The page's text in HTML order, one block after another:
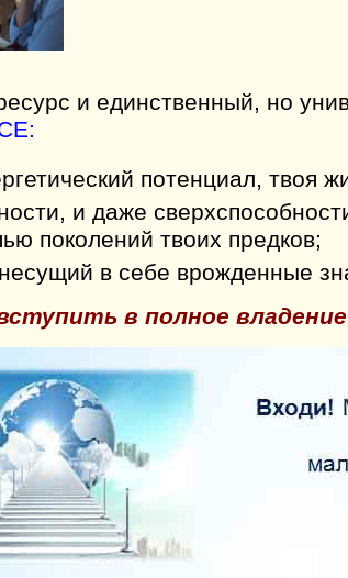
и единственный, но
потенциал, твоя
и даже
поколений твоих предков;
в себе врожденные
в полное